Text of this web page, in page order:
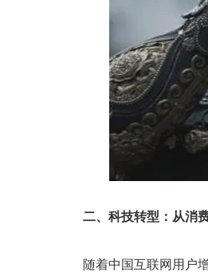
二、科技转型：从消
随着中国互联网用户